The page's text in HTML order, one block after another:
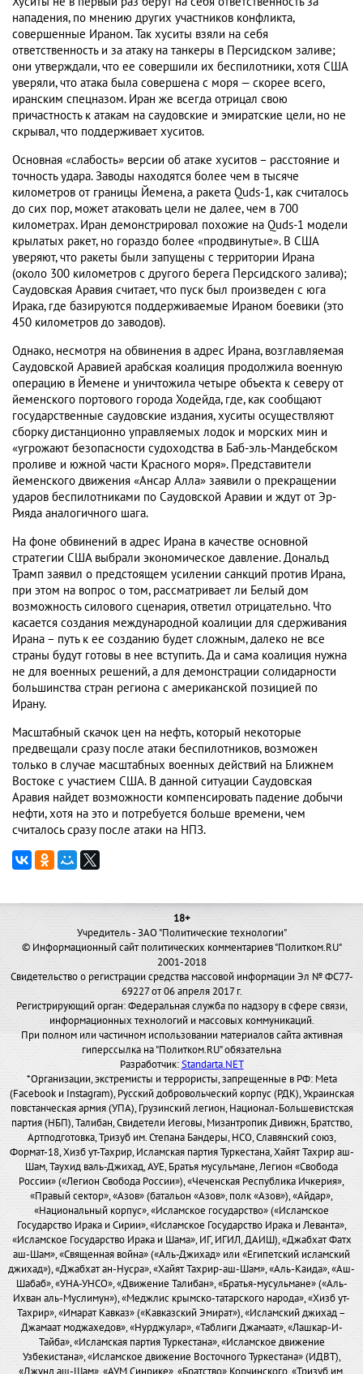
нападения, по мнению других участников конфликта,
совершенные Ираном. Так хуситы взяли на себя
ответственность и за атаку на танкеры в Персидском заливе;
они утверждали, что ее совершили их беспилотники, хотя США
уверяли, что атака была совершена с моря — скорее всего,
иранским спецназом. Иран же всегда отрицал свою
причастность к атакам на саудовские и эмиратские цели, но не
скрывал, что поддерживает хуситов.
Основная «слабость» версии об атаке хуситов – расстояние и
точность удара. Заводы находятся более чем в тысяче
километров от границы Йемена, а ракета Quds-1, как считалось
до сих пор, может атаковать цели не далее, чем в 700
километрах. Иран демонстрировал похожие на Quds-1 модели
крылатых ракет, но гораздо более «продвинутые». В США
уверяют, что ракеты были запущены с территории Ирана
(около 300 километров с другого берега Персидского залива);
Саудовская Аравия считает, что пуск был произведен с юга
Ирака, где базируются поддерживаемые Ираном боевики (это
450 километров до заводов).
Однако, несмотря на обвинения в адрес Ирана, возглавляемая
Саудовской Аравией арабская коалиция продолжила военную
операцию в Йемене и уничтожила четыре объекта к северу от
йеменского портового города Ходейда, где, как сообщают
государственные саудовские издания, хуситы осуществляют
сборку дистанционно управляемых лодок и морских мин и
«угрожают безопасности судоходства в Баб-эль-Мандебском
проливе и южной части Красного моря». Представители
йеменского движения «Ансар Алла» заявили о прекращении
ударов беспилотниками по Саудовской Аравии и ждут от Эр-
Рияда аналогичного шага.
На фоне обвинений в адрес Ирана в качестве основной
стратегии США выбрали экономическое давление. Дональд
Трамп заявил о предстоящем усилении санкций против Ирана,
при этом на вопрос о том, рассматривает ли Белый дом
возможность силового сценария, ответил отрицательно. Что
касается создания международной коалиции для сдерживания
Ирана – путь к ее созданию будет сложным, далеко не все
страны будут готовы в нее вступить. Да и сама коалиция нужна
не для военных решений, а для демонстрации солидарности
большинства стран региона с американской позицией по
Ирану.
Масштабный скачок цен на нефть, который некоторые
предвещали сразу после атаки беспилотников, возможен
только в случае масштабных военных действий на Ближнем
Востоке с участием США. В данной ситуации Саудовская
Аравия найдет возможности компенсировать падение добычи
нефти, хотя на это и потребуется больше времени, чем
считалось сразу после атаки на НПЗ.
18+
Учредитель - ЗАО "Политические технологии"
© Информационный сайт политических комментариев "Политком.RU"
2001-2018
Свидетельство о регистрации средства массовой информации Эл № ФС77-
69227 от 06 апреля 2017 г.
Регистрирующий орган: Федеральная служба по надзору в сфере связи,
информационных технологий и массовых коммуникаций.
При полном или частичном использовании материалов сайта активная
гиперссылка на "Политком.RU" обязательна
Разработчик:Standarta.NET
*Организации, экстремисты и террористы, запрещенные в РФ: Meta
(Facebook и Instagram), Русский добровольческий корпус (РДК), Украинская
повстанческая армия (УПА), Грузинский легион, Национал-Большевистская
партия (НБП), Талибан, Свидетели Иеговы, Мизантропик Дивижн, Братство,
Артподготовка, Тризуб им. Степана Бандеры, НСО, Славянский союз,
Формат-18, Хизб ут-Тахрир, Исламская партия Туркестана, Хайят Тахрир аш-
Шам, Таухид валь-Джихад, АУЕ, Братья мусульмане, Легион «Свобода
России» («Легион Свобода России»), «Чеченская Республика Ичкерия»,
«Правый сектор», «Азов» (батальон «Азов», полк «Азов»), «Айдар»,
«Национальный корпус», «Исламское государство» («Исламское
Государство Ирака и Сирии», «Исламское Государство Ирака и Леванта»,
«Исламское Государство Ирака и Шама», ИГ, ИГИЛ, ДАИШ), «Джабхат Фатх
аш-Шам», «Священная война» («Аль-Джихад» или «Египетский исламский
джихад»), «Джабхат ан-Нусра», «Хайят Тахрир-аш-Шам», «Аль-Каида», «Аш-
Шабаб», «УНА-УНСО», «Движение Талибан», «Братья-мусульмане» («Аль-
Ихван аль-Муслимун»), «Меджлис крымско-татарского народа», «Хизб ут-
Тахрир», «Имарат Кавказ» («Кавказский Эмират»), «Исламский джихад –
Джамаат моджахедов», «Нурджулар», «Таблиги Джамаат», «Лашкар-И-
Тайба», «Исламская партия Туркестана», «Исламское движение
Узбекистана», «Исламское движение Восточного Туркестана» (ИДВТ),